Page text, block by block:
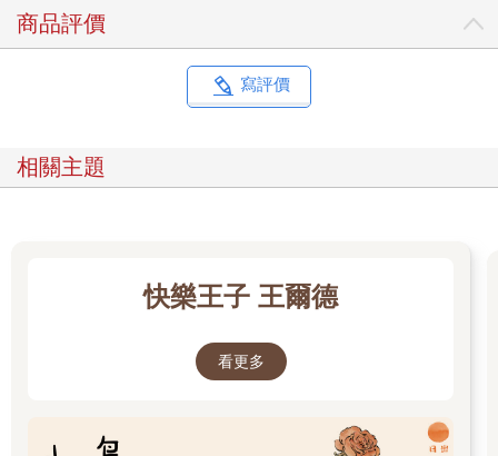
大家以為我沒去上學，是因為我的外表，其實並不是那樣。
我沒上學是因為我從小到大動了很多次手術。打從出生起，一共
動了二十七次，其中比較大型的手術是在四歲以前進行的，所以
我沒有印象。在那之後，我平均每年要動二到三次手術（有些大
經過一番考量，爸媽決定不送我去學校。
次她想幫我畫達斯．維達*，結果畫出了蘑菇狀的詭異機器人。好
如果說，我一直想去上學，那並不完全是實話。我是想去學校沒
錯，但是我想要的是能像其他小朋友一樣，有很多朋友，下課後
我有幾個真的很要好的朋友。克里斯多福是我最好的朋友，再來
是薩奇瑞和亞歷斯。我們還是嬰兒的時候就認識了。因為他們認
商品評價
寫評價
相關主題
快樂王子 王爾德
看更多